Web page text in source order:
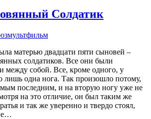
Солдатик
матерью двадцати пяти сыновей –
солдатиков. Все они были
между собой. Все, кроме одного, у
лишь одна нога. Так произошло потому,
последним, и на вторую ногу уже не
на это отличие, он был таким же
и так же уверенно и твердо стоял,